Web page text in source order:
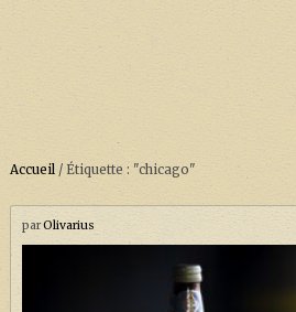
ACCUEIL
À PROPOS
Accueil/ Étiquette : "chicago"
parOlivarius